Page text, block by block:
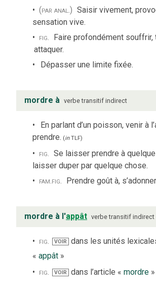
(par anal.) Saisir vivement,
sensation vive.
fig. Faire profondément souffrir,
attaquer.
Dépasser une limite fixée.
mordre à verbe transitif indirect
En parlant d’un poisson, venir à
prendre. (inTLF)
fig. Se laisser prendre à
laisser duper par quelque chose.
fam.fig. Prendre goût à,
mordre à l'appât verbe transitif indirect
fig. VOIR dans les unités
« appât »
fig.
VOIR dans l’article « mordre»